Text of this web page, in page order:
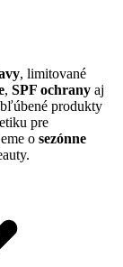
, limitované
, SPF ochrany aj
produkty
pre
o sezónne